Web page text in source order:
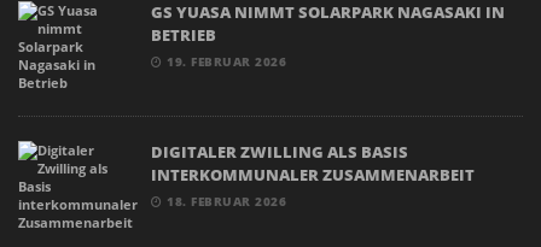
GS YUASA NIMMT SOLARPARK NAGASAKI IN
BETRIEB
19. FEBRUAR 2026
DIGITALER ZWILLING ALS BASIS
INTERKOMMUNALER ZUSAMMENARBEIT
18. FEBRUAR 2026